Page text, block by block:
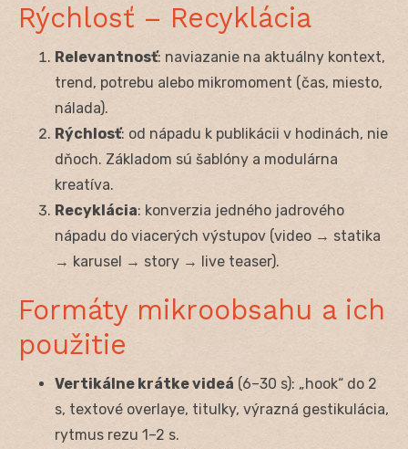
Rýchlosť – Recyklácia
Relevantnosť: naviazanie na aktuálny kontext,
trend, potrebu alebo mikromoment (čas, miesto,
nálada).
Rýchlosť: od nápadu k publikácii v hodinách, nie
dňoch. Základom sú šablóny a modulárna
kreatíva.
Recyklácia: konverzia jedného jadrového
nápadu do viacerých výstupov (video → statika
→ karusel → story → live teaser).
Formáty mikroobsahu a ich
použitie
Vertikálne krátke videá (6–30 s): „hook“ do 2
s, textové overlaye, titulky, výrazná gestikulácia,
rytmus rezu 1–2 s.